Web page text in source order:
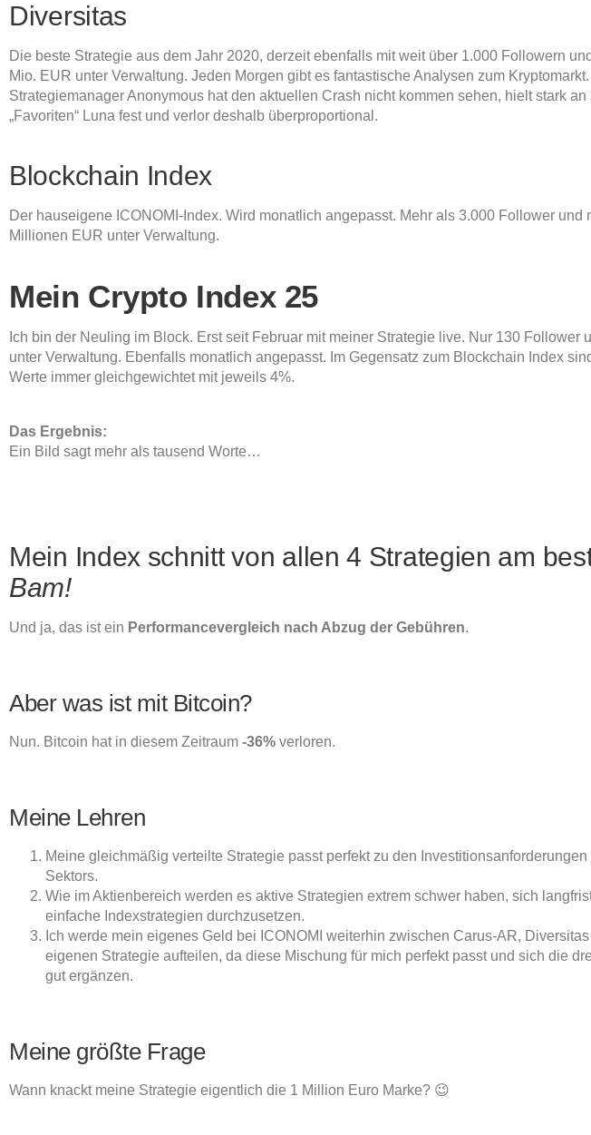
Diversitas
Die beste Strategie aus dem Jahr 2020, derzeit ebenfalls mit weit über 1.000 Followern
Mio. EUR unter Verwaltung. Jeden Morgen gibt es fantastische Analysen zum
Strategiemanager Anonymous hat den aktuellen Crash nicht kommen sehen, hielt stark an
„Favoriten“ Luna fest und verlor deshalb überproportional.
Blockchain Index
Der hauseigene ICONOMI-Index. Wird monatlich angepasst. Mehr als 3.000 Follower und
Millionen EUR unter Verwaltung.
Mein Crypto Index 25
Ich bin der Neuling im Block. Erst seit Februar mit meiner Strategie live. Nur 130 Follower
unter Verwaltung. Ebenfalls monatlich angepasst. Im Gegensatz zum Blockchain Index
Werte immer gleichgewichtet mit jeweils 4%.
Das Ergebnis:
Ein Bild sagt mehr als tausend Worte…
Mein Index schnitt von allen 4 Strategien am
Bam!
Und ja, das ist ein Performancevergleich nach Abzug der Gebühren.
Aber was ist mit Bitcoin?
Nun. Bitcoin hat in diesem Zeitraum -36% verloren.
Meine Lehren
Meine gleichmäßig verteilte Strategie passt perfekt zu den Investitionsanforderungen
Sektors.
Wie im Aktienbereich werden es aktive Strategien extrem schwer haben, sich
einfache Indexstrategien durchzusetzen.
Ich werde mein eigenes Geld bei ICONOMI weiterhin zwischen Carus-AR,
eigenen Strategie aufteilen, da diese Mischung für mich perfekt passt und sich die
gut ergänzen.
Meine größte Frage
Wann knackt meine Strategie eigentlich die 1 Million Euro Marke? 😉